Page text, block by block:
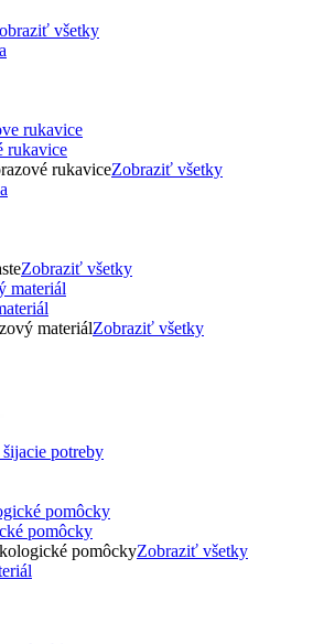
všetky
rukavice
rukaviceZobraziť všetky
Zobraziť všetky
materiálZobraziť všetky
potreby
pomôcky
pomôckyZobraziť všetky